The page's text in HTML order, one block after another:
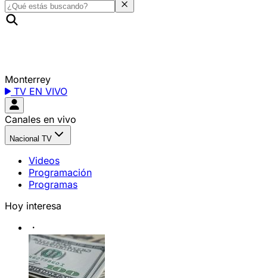
Monterrey
TV EN VIVO
Canales en vivo
Nacional TV
Videos
Programación
Programas
Hoy interesa